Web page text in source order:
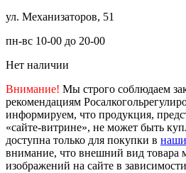
ул. Механизаторов, 51
пн-вс 10-00 до 20-00
Нет наличии
Внимание! Мы строго соблюдаем
рекомендациям
информируем, что продукция,
«сайте-витрине», не может быть
доступна только для покупки в
внимание, что внешний вид товара
изображений на сайте в